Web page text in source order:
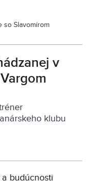
so Slavomírom
v
klubu
budúcnosti